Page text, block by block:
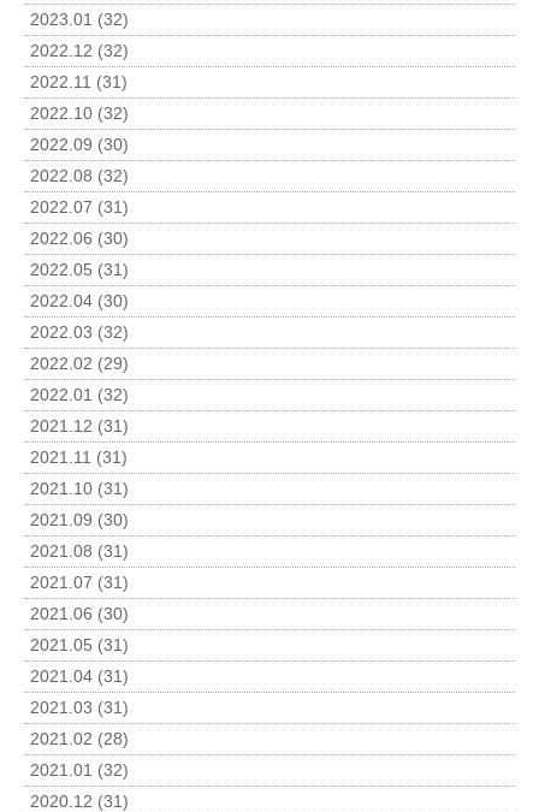
2023.01 (32)
2022.12 (32)
2022.11 (31)
2022.10 (32)
2022.09 (30)
2022.08 (32)
2022.07 (31)
2022.06 (30)
2022.05 (31)
2022.04 (30)
2022.03 (32)
2022.02 (29)
2022.01 (32)
2021.12 (31)
2021.11 (31)
2021.10 (31)
2021.09 (30)
2021.08 (31)
2021.07 (31)
2021.06 (30)
2021.05 (31)
2021.04 (31)
2021.03 (31)
2021.02 (28)
2021.01 (32)
2020.12 (31)